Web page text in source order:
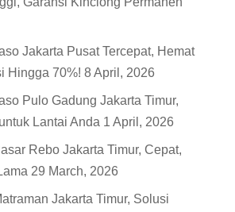
Jakarta Pusat Tercepat, Hemat
Hingga 70%! 8 April, 2026
Pulo Gadung Jakarta Timur,
Lantai Anda 1 April, 2026
Rebo Jakarta Timur, Cepat,
29 March, 2026
Jakarta Timur, Solusi